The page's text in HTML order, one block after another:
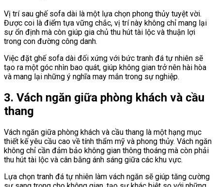
Vị trí sau ghế sofa dài là một lựa chọn phong thủy tuyệt vời.
Được coi là điểm tựa vững chắc, vị trí này không chỉ mang lại
sự ổn định mà còn giúp gia chủ thu hút tài lộc và thuận lợi
trong con đường công danh.
Việc đặt ghế sofa dài đối xứng với bức tranh đá tự nhiên sẽ
tạo ra một góc nhìn bao quát, giúp không gian trở nên hài hòa
và mang lại những ý nghĩa may mắn trong sự nghiệp.
3. Vách ngăn giữa phòng khách và cầu
thang
Vách ngăn giữa phòng khách và cầu thang là một hạng mục
thiết kế yêu cầu cao về tính thẩm mỹ và phong thủy. Vách ngăn
không chỉ cần đảm bảo không gian thông thoáng mà còn phải
thu hút tài lộc và cân bằng ánh sáng giữa các khu vực.
Lựa chọn tranh đá tự nhiên làm vách ngăn sẽ giúp tăng cường